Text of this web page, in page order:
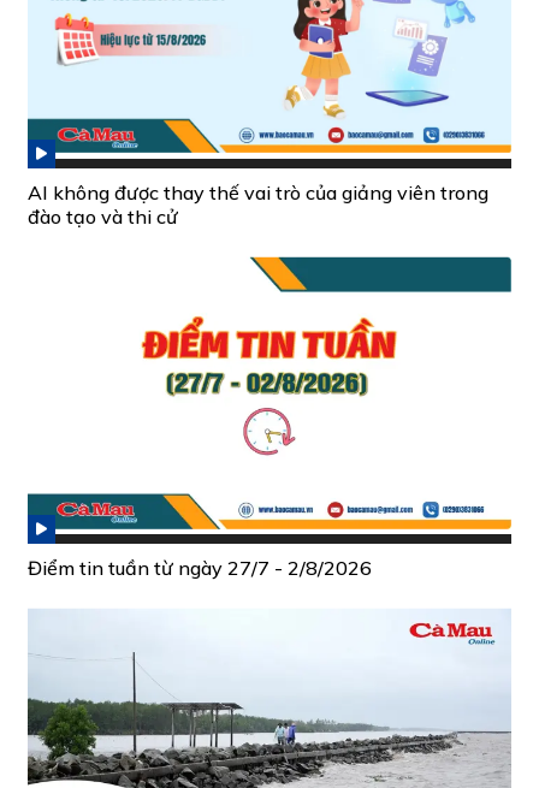
AI không được thay thế vai trò của giảng viên trong
đào tạo và thi cử
Điểm tin tuần từ ngày 27/7 - 2/8/2026